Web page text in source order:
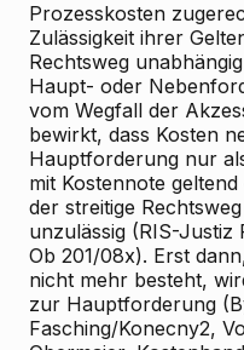
Prozesskosten
Zulässigkeit ihrer
Rechtsweg
Haupt- oder
vom Wegfall der
bewirkt, dass Kosten
Hauptforderung nur
mit Kostennote
der streitige
unzulässig (RIS-Justiz
Ob 201/08x). Erst
nicht mehr besteht,
zur Hauptforderung
Fasching/Konecny2,